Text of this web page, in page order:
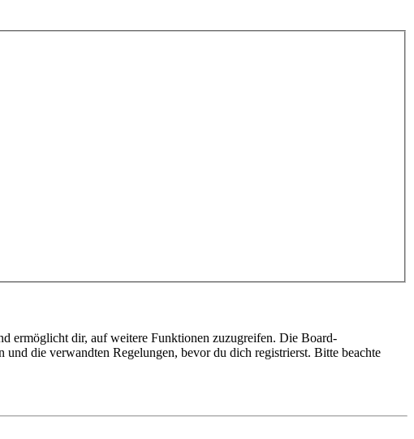
ermöglicht dir, auf weitere Funktionen zuzugreifen. Die Board-
die verwandten Regelungen, bevor du dich registrierst. Bitte beachte